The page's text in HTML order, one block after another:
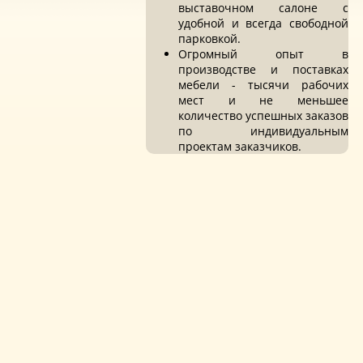
выставочном салоне с
удобной и всегда свободной
парковкой.
Огромный опыт в
производстве и поставках
мебели - тысячи рабочих
мест и не меньшее
количество успешных заказов
по индивидуальным
проектам заказчиков.